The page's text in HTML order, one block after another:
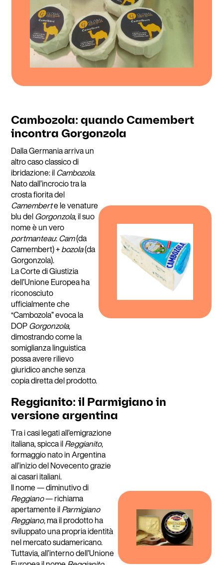
Cambozola: quando Camembert
incontra Gorgonzola
Dalla Germania arriva un
altro caso classico di
ibridazione: ilCambozola.
Nato dall’incrocio tra la
crosta fiorita del
Camemberte le venature
blu delGorgonzola, il suo
nome è un vero
portmanteau:Cam(da
Camembert) +bozola(da
Gorgonzola).
La Corte di Giustizia
dell’Unione Europea ha
riconosciuto
ufficialmente che
“Cambozola” evoca la
DOPGorgonzola,
dimostrando come la
somiglianza linguistica
possa avere rilievo
giuridico anche senza
copia diretta del prodotto.
Reggianito: il Parmigiano in
versione argentina
Tra i casi legati all’emigrazione
italiana, spicca ilReggianito,
formaggio nato in Argentina
all’inizio del Novecento grazie
ai casari italiani.
Il nome — diminutivo di
Reggiano— richiama
apertamente ilParmigiano
Reggiano, ma il prodotto ha
sviluppato una propria identità
nel mercato sudamericano.
Tuttavia, all’interno dell’Unione